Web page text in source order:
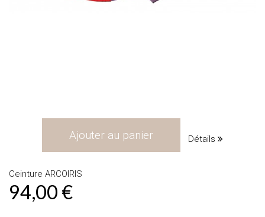
Ajouter au panier Détails
Ceinture ARCOIRIS
94,00 €